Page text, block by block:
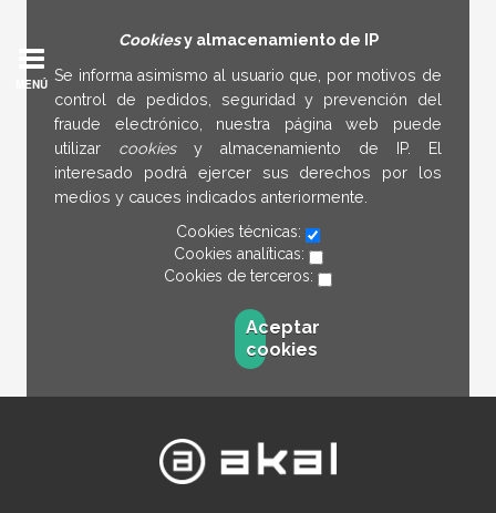
Cookiesy almacenamiento de IP
Se informa asimismo al usuario que, por motivos de
control de pedidos, seguridad y prevención del
fraude electrónico, nuestra página web puede
utilizar cookies y almacenamiento de IP. El
interesado podrá ejercer sus derechos por los
medios y cauces indicados anteriormente.
Cookies técnicas:
Cookies analíticas:
Cookies de terceros:
Aceptar
cookies
MENÚ